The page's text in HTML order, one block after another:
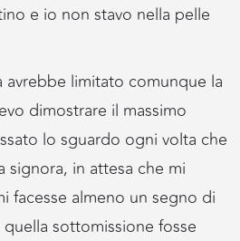
e io non stavo nella pelle
limitato comunque la
dimostrare il massimo
lo sguardo ogni volta che
signora, in attesa che mi
facesse almeno un segno di
sottomissione fosse